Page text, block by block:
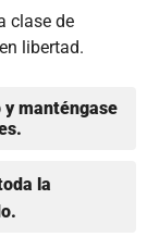
clase de
libertad.
y manténgase
la